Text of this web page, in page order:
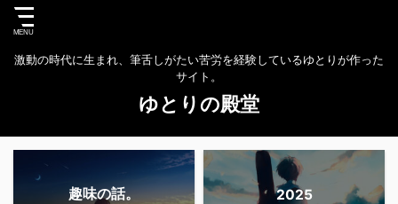
激動の時代に生まれ、筆舌しがたい苦労を経験しているゆとりが作った
サイト。
ゆとりの殿堂
趣味の話。 2025